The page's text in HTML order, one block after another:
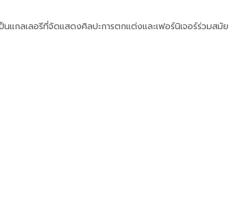
แกลเลอรีที่จัดแสดงศิลปะการตกแต่งและเฟอร์นิเจอร์ร่วมสมัย